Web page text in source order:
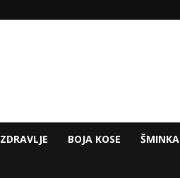
ZDRAVLJE BOJA KOSE ŠMINKA